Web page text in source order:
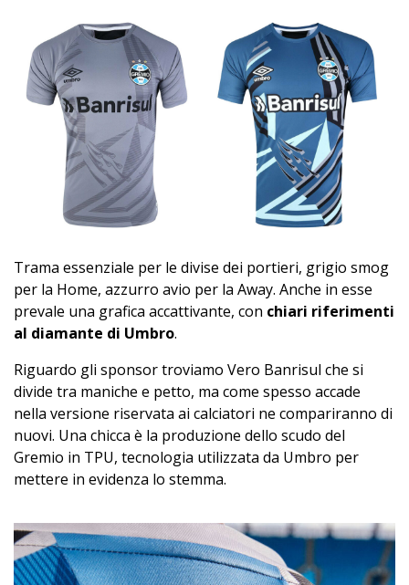
Trama essenziale per le divise dei portieri, grigio smog
per la Home, azzurro avio per la Away. Anche in esse
prevale una grafica accattivante, con chiari riferimenti
al diamante di Umbro.
Riguardo gli sponsor troviamo Vero Banrisul che si
divide tra maniche e petto, ma come spesso accade
nella versione riservata ai calciatori ne compariranno di
nuovi. Una chicca è la produzione dello scudo del
Gremio in TPU, tecnologia utilizzata da Umbro per
mettere in evidenza lo stemma.